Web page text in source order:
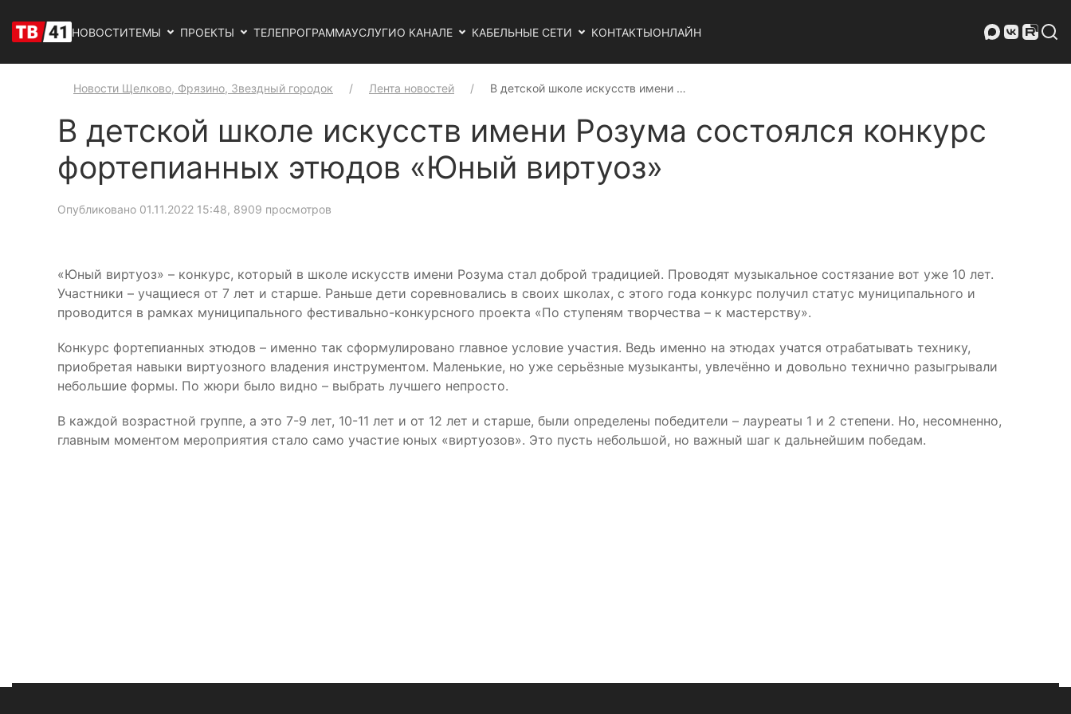
НОВОСТИТЕМЫ ПРОЕКТЫ ТЕЛЕПРОГРАММАУСЛУГИО КАНАЛЕ КАБЕЛЬНЫЕ СЕТИ КОНТАКТЫОНЛАЙН
Новости Щелково, Фрязино, Звездный городок Лента новостей В детской школе искусств имени …
В детской школе искусств имени Розума состоялся конкурс
фортепианных этюдов «Юный виртуоз»
Опубликовано 01.11.2022 15:48, 8909 просмотров
«Юный виртуоз» – конкурс, который в школе искусств имени Розума стал доброй традицией. Проводят музыкальное состязание вот уже 10 лет.
Участники – учащиеся от 7 лет и старше. Раньше дети соревновались в своих школах, с этого года конкурс получил статус муниципального и
проводится в рамках муниципального фестивально-конкурсного проекта «По ступеням творчества – к мастерству».
Конкурс фортепианных этюдов – именно так сформулировано главное условие участия. Ведь именно на этюдах учатся отрабатывать технику,
приобретая навыки виртуозного владения инструментом. Маленькие, но уже серьёзные музыканты, увлечённо и довольно технично разыгрывали
небольшие формы. По жюри было видно – выбрать лучшего непросто.
В каждой возрастной группе, а это 7-9 лет, 10-11 лет и от 12 лет и старше, были определены победители – лауреаты 1 и 2 степени. Но, несомненно,
главным моментом мероприятия стало само участие юных «виртуозов». Это пусть небольшой, но важный шаг к дальнейшим победам.